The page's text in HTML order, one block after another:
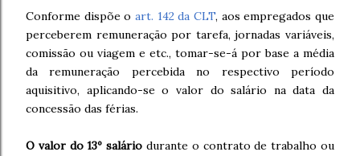
Conforme dispõe o art. 142 da CLT, aos empregados que
perceberem remuneração por tarefa, jornadas variáveis,
comissão ou viagem e etc., tomar-se-á por base a média
da remuneração percebida no respectivo período
aquisitivo, aplicando-se o valor do salário na data da
concessão das férias.
O valor do 13º salário durante o contrato de trabalho ou